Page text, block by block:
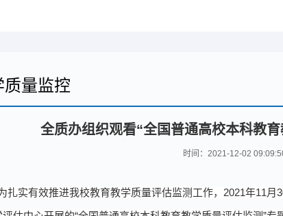
质量监控
全质办组织观看“全国普通高校本科教
时间：2021-12-02
扎实有效推进我校教育教学质量评估监测 工作， 2021年11月